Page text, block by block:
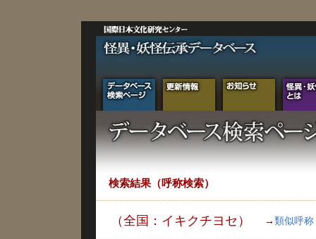
検索結果（呼称検索）
（全国：イキクチヨセ） → 類似呼称